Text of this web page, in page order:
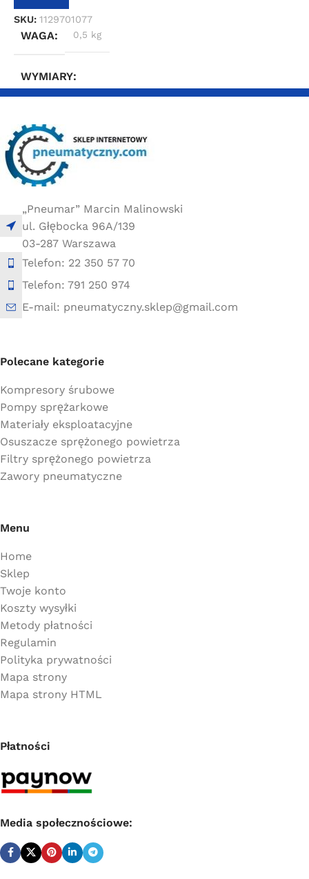
SKU: 1129701077
WAGA 0,5 kg
WYMIARY
„Pneumar” Marcin Malinowski
ul. Głębocka 96A/139
03-287 Warszawa
Telefon: 22 350 57 70
Telefon: 791 250 974
E-mail: pneumatyczny.sklep@gmail.com
Polecane kategorie
Kompresory śrubowe
Pompy sprężarkowe
Materiały eksploatacyjne
Osuszacze sprężonego powietrza
Filtry sprężonego powietrza
Zawory pneumatyczne
Menu
Home
Sklep
Twoje konto
Koszty wysyłki
Metody płatności
Regulamin
Polityka prywatności
Mapa strony
Mapa strony HTML
Płatności
Media społecznościowe: